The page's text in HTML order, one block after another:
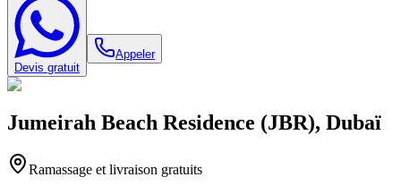
Devis gratuit
Appeler
Jumeirah Beach Residence (JBR), Dubaï
Ramassage et livraison gratuits